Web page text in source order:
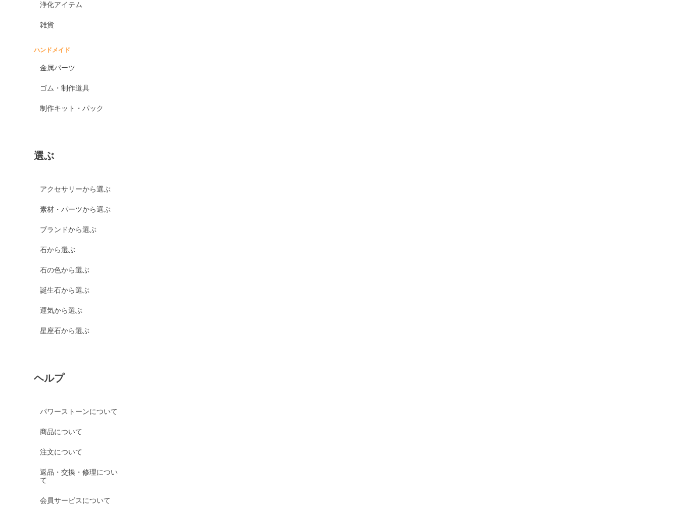
浄化アイテム
雑貨
ハンドメイド
金属パーツ
ゴム・制作道具
制作キット・パック
選ぶ
アクセサリーから選ぶ
素材・パーツから選ぶ
ブランドから選ぶ
石から選ぶ
石の色から選ぶ
誕生石から選ぶ
運気から選ぶ
星座石から選ぶ
ヘルプ
パワーストーンについて
商品について
注文について
返品・交換・修理につい
て
会員サービスについて